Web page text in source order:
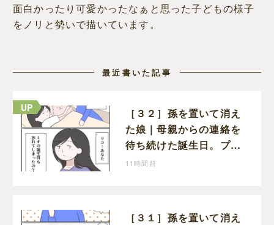
面白かったり可愛かったなぁと思った子どもの様子
をノリと勢いで描いています。
最近書いた記事
［３２］孫を置いて消え
た娘｜母親からの連絡を
待ち続けた誕生日。プレ
ゼントもお祝いの言葉も
11時間前
［３１］孫を置いて消え